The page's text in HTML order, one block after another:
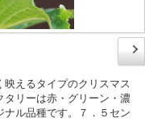
えるタイプのクリスマス
タリーは赤・グリーン・濃
ル品種です。７．５セン